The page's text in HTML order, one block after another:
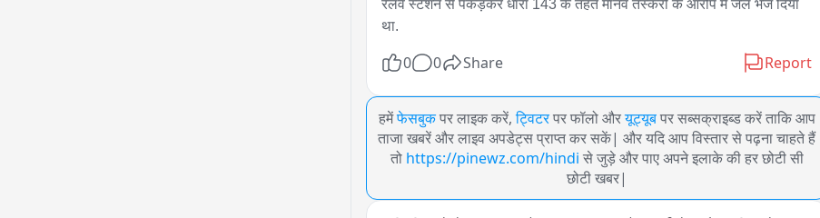
रेलवे स्टेशन से पकड़कर धारा 143 के तहत मानव तस्करी के आरोप में जेल भेज दिया
था.
0 0 Share Report
हमेंफेसबुक पर लाइक करें, ट्विटर पर फॉलो औरयूट्यूब पर सब्सक्राइब्ड करें ताकि आप
ताजा खबरें और लाइव अपडेट्स प्राप्त कर सकें| और यदि आप विस्तार से पढ़ना चाहते हैं
तो https://pinewz.com/hindi से जुड़े और पाए अपने इलाके की हर छोटी सी
छोटी खबर|